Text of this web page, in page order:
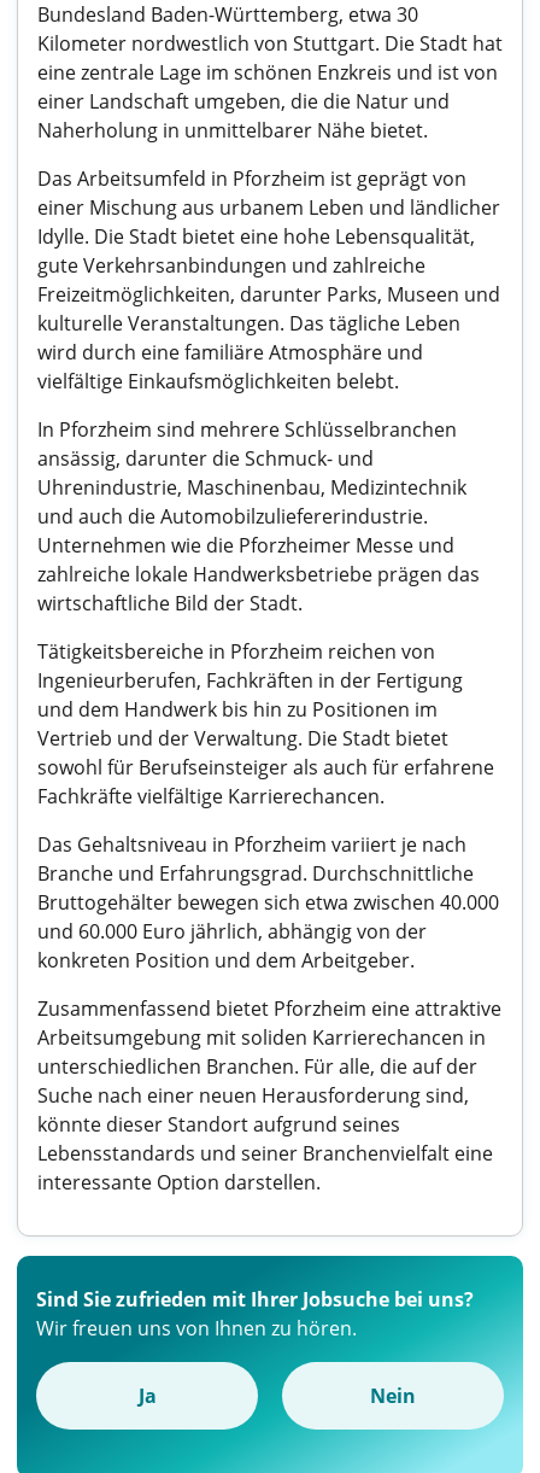
Bundesland Baden-Württemberg, etwa 30
Kilometer nordwestlich von Stuttgart. Die Stadt hat
eine zentrale Lage im schönen Enzkreis und ist von
einer Landschaft umgeben, die die Natur und
Naherholung in unmittelbarer Nähe bietet.
Das Arbeitsumfeld in Pforzheim ist geprägt von
einer Mischung aus urbanem Leben und ländlicher
Idylle. Die Stadt bietet eine hohe Lebensqualität,
gute Verkehrsanbindungen und zahlreiche
Freizeitmöglichkeiten, darunter Parks, Museen und
kulturelle Veranstaltungen. Das tägliche Leben
wird durch eine familiäre Atmosphäre und
vielfältige Einkaufsmöglichkeiten belebt.
In Pforzheim sind mehrere Schlüsselbranchen
ansässig, darunter die Schmuck- und
Uhrenindustrie, Maschinenbau, Medizintechnik
und auch die Automobilzuliefererindustrie.
Unternehmen wie die Pforzheimer Messe und
zahlreiche lokale Handwerksbetriebe prägen das
wirtschaftliche Bild der Stadt.
Tätigkeitsbereiche in Pforzheim reichen von
Ingenieurberufen, Fachkräften in der Fertigung
und dem Handwerk bis hin zu Positionen im
Vertrieb und der Verwaltung. Die Stadt bietet
sowohl für Berufseinsteiger als auch für erfahrene
Fachkräfte vielfältige Karrierechancen.
Das Gehaltsniveau in Pforzheim variiert je nach
Branche und Erfahrungsgrad. Durchschnittliche
Bruttogehälter bewegen sich etwa zwischen 40.000
und 60.000 Euro jährlich, abhängig von der
konkreten Position und dem Arbeitgeber.
Zusammenfassend bietet Pforzheim eine attraktive
Arbeitsumgebung mit soliden Karrierechancen in
unterschiedlichen Branchen. Für alle, die auf der
Suche nach einer neuen Herausforderung sind,
könnte dieser Standort aufgrund seines
Lebensstandards und seiner Branchenvielfalt eine
interessante Option darstellen.
Sind Sie zufrieden mit Ihrer Jobsuche bei uns?
Wir freuen uns von Ihnen zu hören.
Ja Nein